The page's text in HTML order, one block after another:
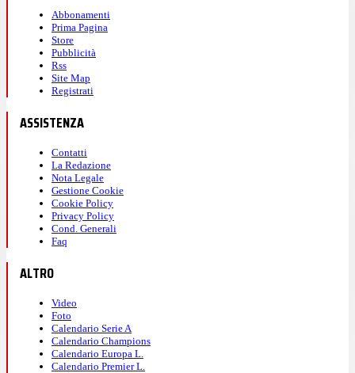
Abbonamenti
Prima Pagina
Store
Pubblicità
Rss
Site Map
Registrati
ASSISTENZA
Contatti
La Redazione
Nota Legale
Gestione Cookie
Cookie Policy
Privacy Policy
Cond. Generali
Faq
ALTRO
Video
Foto
Calendario Serie A
Calendario Champions
Calendario Europa L.
Calendario Premier L.